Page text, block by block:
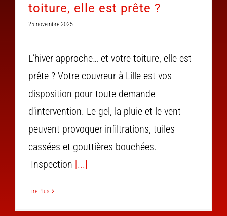
toiture, elle est prête ?
25 novembre 2025
L’hiver approche… et votre toiture, elle est
prête ? Votre couvreur à Lille est vos
disposition pour toute demande
d'intervention. Le gel, la pluie et le vent
peuvent provoquer infiltrations, tuiles
cassées et gouttières bouchées.
Inspection [...]
Lire Plus